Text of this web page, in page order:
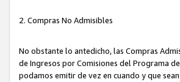
2. Compras No Admisibles
No obstante lo antedicho, las Compras
de Ingresos por Comisiones del Programa
podamos emitir de vez en cuando y que